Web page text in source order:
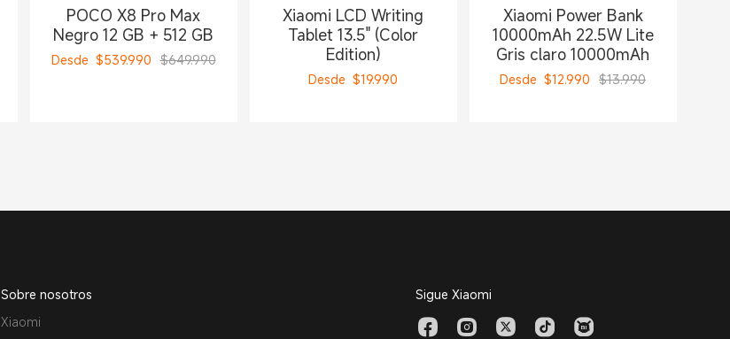
POCO X8 Pro Max
Negro 12 GB + 512 GB
Desde $539.990 $649.990
Xiaomi LCD Writing
Tablet 13.5" (Color
Edition)
Desde $19.990
Xiaomi Power Bank
10000mAh 22.5W Lite
Gris claro 10000mAh
Desde $12.990 $13.990
Sobre nosotros
Xiaomi
Sigue Xiaomi